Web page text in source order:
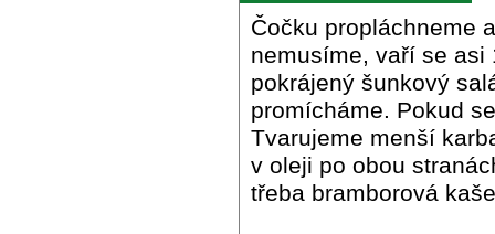
Čočku propláchneme
nemusíme, vaří se asi
pokrájený šunkový
promícháme. Pokud
Tvarujeme menší
v oleji po obou
třeba bramborová